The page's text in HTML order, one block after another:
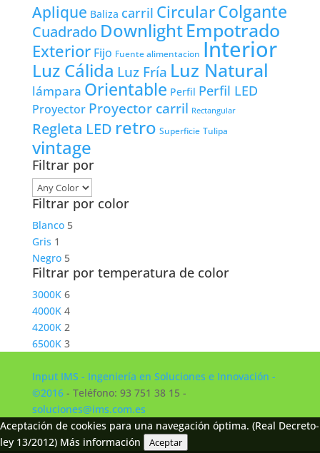
Aplique Baliza carril CircularColgante
Cuadrado DownlightEmpotrado
Exterior Fijo Fuente alimentacion Interior
Luz Cálida Luz Fría Luz Natural
lámpara Orientable Perfil Perfil LED
Proyector Proyector carril Rectangular
Regleta LED retro Superficie Tulipa
vintage
Filtrar por
Filtrar por color
Blanco 5
Gris 1
Negro 5
Filtrar por temperatura de color
3000K 6
4000K 4
4200K 2
6500K 3
Input IMS - Ingeniería en Soluciones e Innovación -
©2016- Teléfono: 93 751 38 15 -
soluciones@ims.com.es
Aceptación de cookies para una navegación óptima. (Real Decreto-
ley 13/2012) Más información Aceptar